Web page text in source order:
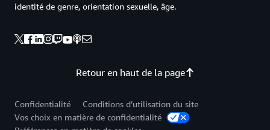
Retour en haut de la page
identité de genre, orientation sexuelle, âge.
Confidentialité
Conditions d’utilisation du site
Vos choix en matière de confidentialité